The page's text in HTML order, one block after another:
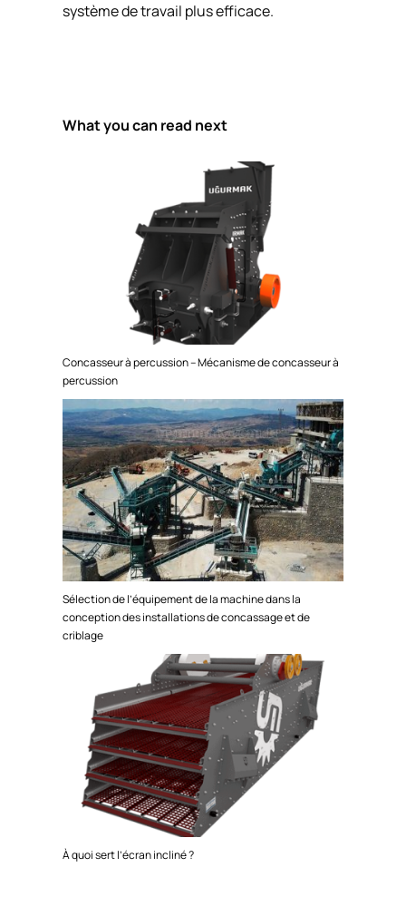
système de travail plus efficace.
What you can read next
Concasseur à percussion – Mécanisme de concasseur à
percussion
Sélection de l’équipement de la machine dans la
conception des installations de concassage et de
criblage
À quoi sert l’écran incliné ?